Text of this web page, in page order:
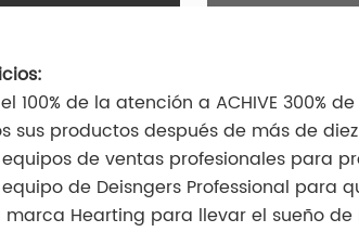
el 100% de la atención a ACHIVE 300%
sus productos después de más de
equipos de ventas profesionales para
de Deisngers Professional para
marca Hearting para llevar el sueño